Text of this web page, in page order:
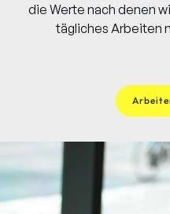
die Werte nach denen
tägliches Arbeiten